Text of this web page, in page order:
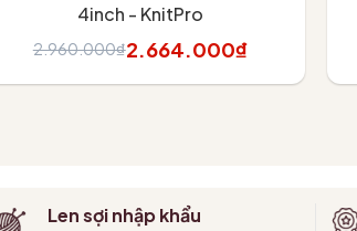
4inch - KnitPro
2.960.000₫2.664.000₫
Len sợi nhập khẩu